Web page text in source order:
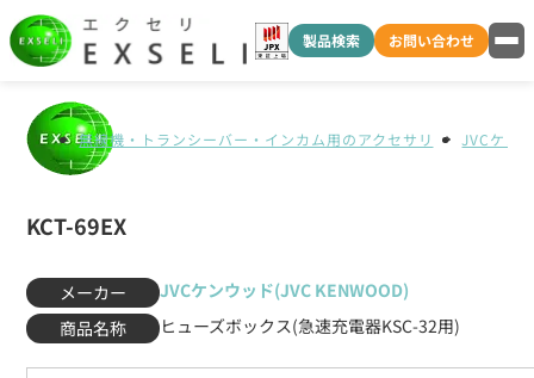
製品検索 お問い合わせ
無線機・トランシーバー・インカム用のアクセサリ JVCケン
KCT-69EX
メーカー
JVCケンウッド(JVC KENWOOD)
商品名称
ヒューズボックス(急速充電器KSC-32用)